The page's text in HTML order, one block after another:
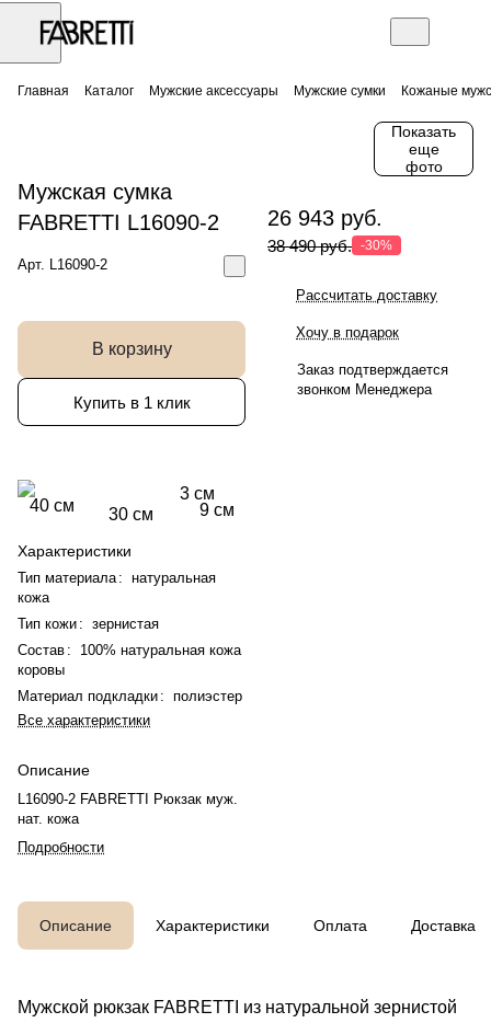
Главная Каталог Мужские аксессуары Мужские сумки Кожаные
Показать
еще
фото
Мужская сумка
FABRETTI L16090-2
Арт. L16090-2
В корзину
Купить в 1 клик
30 см 9 см
40 см
3 см
Характеристики
Тип материала : натуральная
кожа
Тип кожи : зернистая
Состав :
100% натуральная кожа
коровы
Материал подкладки : полиэстер
Все характеристики
Описание
L16090-2 FABRETTI Рюкзак муж.
нат. кожа
Подробности
26 943 руб.
38 490 руб. -30%
Рассчитать доставку
Хочу в подарок
Заказ подтверждается
звонком Менеджера
Описание Характеристики Оплата Доставка
Мужской рюкзак FABRETTI из натуральной зернистой